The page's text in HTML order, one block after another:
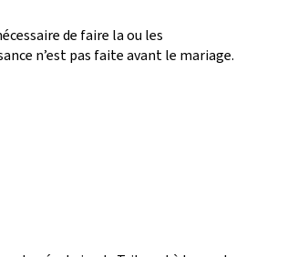
de faire la ou les
n’est pas faite avant le mariage.